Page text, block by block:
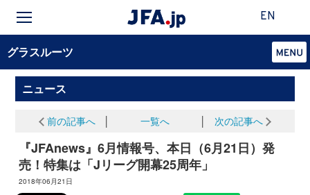
EN
グラスルーツ
ニュース
前の記事へ 一覧へ 次の記事へ
『JFAnews』6月情報号、本日（6月21日）発
売！特集は「Jリーグ開幕25周年」
2018年06月21日